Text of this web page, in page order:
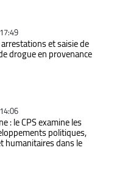
et saisie de
drogue en provenance
: le CPS examine les
politiques,
humanitaires dans le